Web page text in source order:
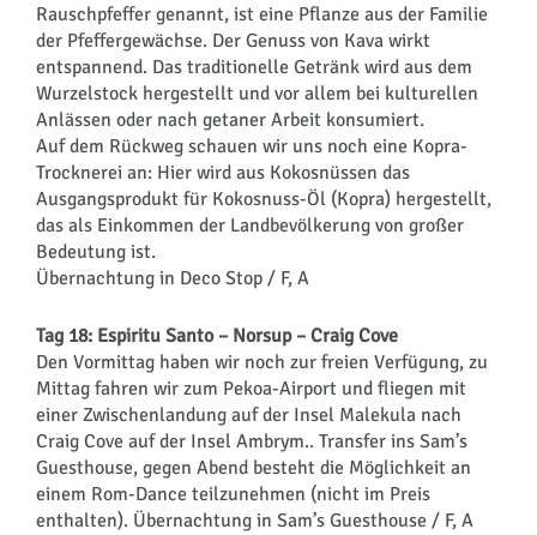
Rauschpfeffer genannt, ist eine Pflanze aus der Familie
der Pfeffergewächse. Der Genuss von Kava wirkt
entspannend. Das traditionelle Getränk wird aus dem
Wurzelstock hergestellt und vor allem bei kulturellen
Anlässen oder nach getaner Arbeit konsumiert.
Auf dem Rückweg schauen wir uns noch eine Kopra-
Trocknerei an: Hier wird aus Kokosnüssen das
Ausgangsprodukt für Kokosnuss-Öl (Kopra) hergestellt,
das als Einkommen der Landbevölkerung von großer
Bedeutung ist.
Übernachtung in Deco Stop / F, A
Tag 18: Espiritu Santo – Norsup – Craig Cove
Den Vormittag haben wir noch zur freien Verfügung, zu
Mittag fahren wir zum Pekoa-Airport und fliegen mit
einer Zwischenlandung auf der Insel Malekula nach
Craig Cove auf der Insel Ambrym.. Transfer ins Sam’s
Guesthouse, gegen Abend besteht die Möglichkeit an
einem Rom-Dance teilzunehmen (nicht im Preis
enthalten). Übernachtung in Sam’s Guesthouse / F, A